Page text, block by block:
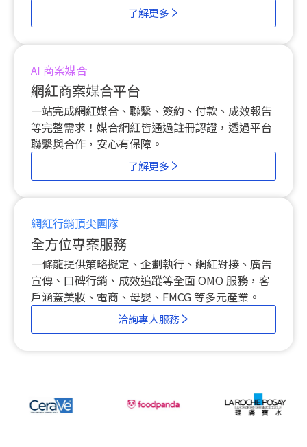
了解更多
AI 商案媒合
網紅商案媒合平台
一站完成網紅媒合、聯繫、簽約、付款、成效報告
等完整需求！媒合網紅皆通過註冊認證，透過平台
聯繫與合作，安心有保障。
了解更多
網紅行銷頂尖團隊
全方位專案服務
一條龍提供策略擬定、企劃執行、網紅對接、廣告
宣傳、口碑行銷、成效追蹤等全面 OMO 服務，客
戶涵蓋美妝、電商、母嬰、FMCG 等多元產業。
洽詢專人服務